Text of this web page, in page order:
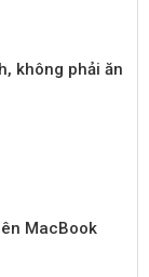
không phải ăn
MacBook